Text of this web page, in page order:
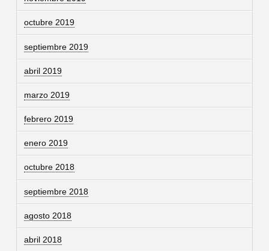
octubre 2019
septiembre 2019
abril 2019
marzo 2019
febrero 2019
enero 2019
octubre 2018
septiembre 2018
agosto 2018
abril 2018